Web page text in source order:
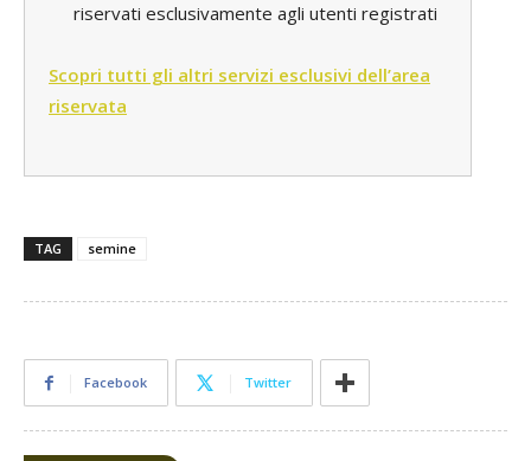
riservati esclusivamente agli utenti registrati
Scopri tutti gli altri servizi esclusivi dell’area
riservata
TAG semine
Facebook Twitter